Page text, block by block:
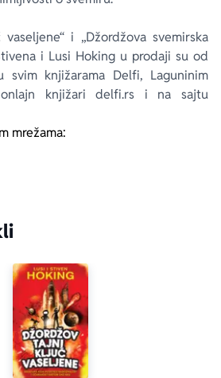
i „Džordžova svemirska
i Lusi Hoking u prodaji su od
svim knjižarama Delfi, Laguninim
onlajn knjižari delfi.rs i na sajtu
mrežama: